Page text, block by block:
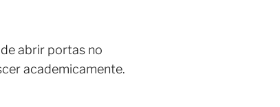
abrir portas no
academicamente.